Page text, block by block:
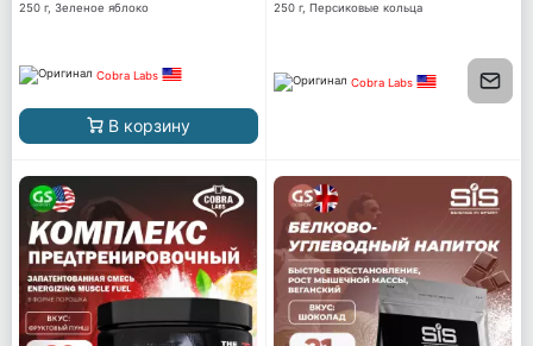
250 г, Зеленое яблоко
Cobra Labs
В корзину
250 г, Персиковые кольца
Cobra Labs